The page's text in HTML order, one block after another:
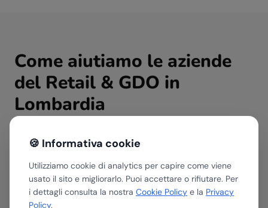
🍪 Informativa cookie
Utilizziamo cookie di analytics per capire come viene
usato il sito e migliorarlo. Puoi accettare o rifiutare. Per
i dettagli consulta la nostra Cookie Policy e la Privacy
Policy.
Come aiutiamo le aziende
del Retail & GDO in
Lombardia
Valutiamo dove e come l'AI può portare valore
nella tua azienda del settore Retail & GDO.
Roadmap con ROI stimato in 30 minuti.